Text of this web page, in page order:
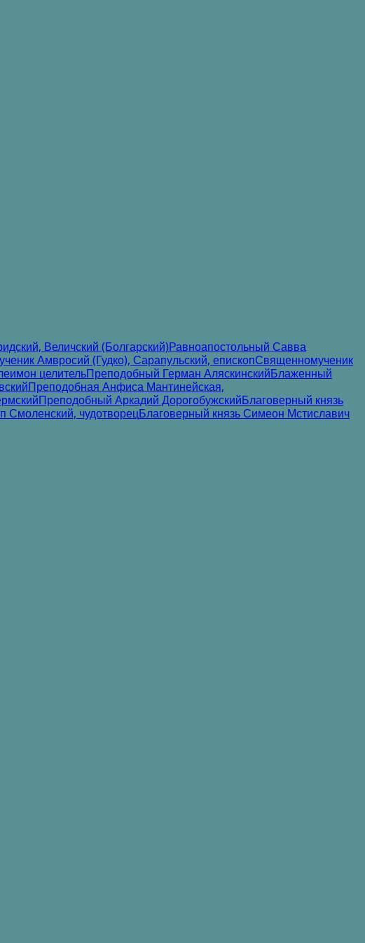
Величский (Болгарский)Равноапостольный Савва
Амвросий (Гудко), Сарапульский, епископСвященномученик
целительПреподобный Герман АляскинскийБлаженный
Преподобная Анфиса Мантинейская,
Преподобный Аркадий ДорогобужскийБлаговерный князь
Смоленский, чудотворецБлаговерный князь Симеон Мстиславич